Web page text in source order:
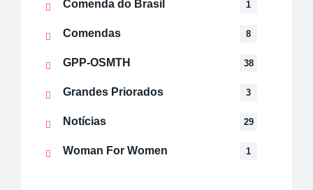
Comenda do Brasil 1
Comendas 8
GPP-OSMTH 38
Grandes Priorados 3
Notícias 29
Woman For Women 1